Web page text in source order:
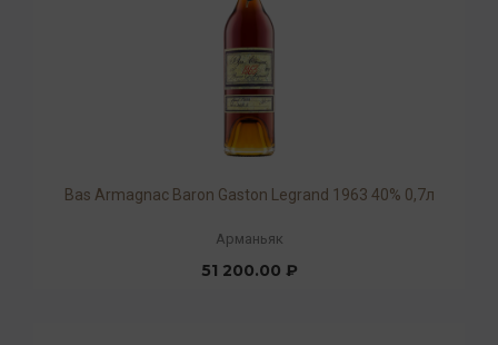
Bas Armagnac Baron Gaston Legrand 1963 40% 0,7л
Арманьяк
51 200.00 ₽